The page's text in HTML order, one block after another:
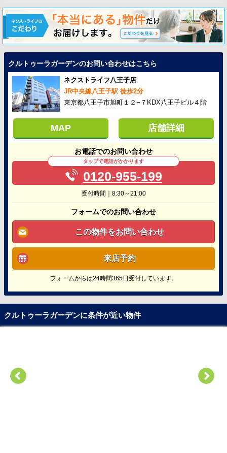
クルトゥーラガーデンのお問い合わせはこちら
ネクストライフ八王子店
JR中央線八王子駅 徒歩2分
東京都八王子市旭町１２−７KDX八王子ビル４階
MAP 店舗詳細
お電話でのお問い合わせ
タップで電話がかかります
0120-955-199
受付時間｜8:30～21:00
フォームでのお問い合わせ
この物件をお問い合わせ
来店予約
フォームからは24時間365日受付しています。
クルトゥーラガーデンに条件が近い物件